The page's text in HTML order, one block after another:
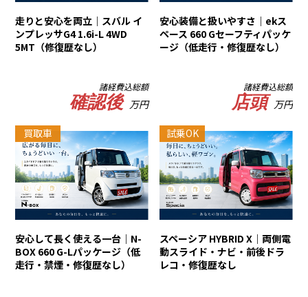
走りと安心を両立｜スバル イ
ンプレッサG4 1.6i-L 4WD
5MT（修復歴なし）
諸経費込総額
確認後 万円
安心装備と扱いやすさ｜ekス
ペース 660 Gセーフティパッケ
ージ（低走行・修復歴なし）
諸経費込総額
店頭 万円
買取車
安心して長く使える一台｜N-
BOX 660 G-Lパッケージ（低
走行・禁煙・修復歴なし）
試乗OK
スペーシア HYBRID X｜両側電
動スライド・ナビ・前後ドラ
レコ・修復歴なし